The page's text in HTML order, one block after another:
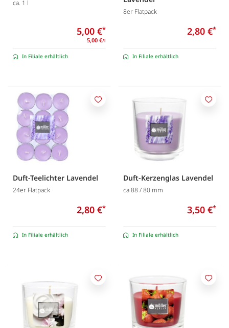
ca. 1 l
5,00 €*
5,00 €/l
In Filiale erhältlich
8er Flatpack
2,80 €*
In Filiale erhältlich
Duft-Teelichter Lavendel
24er Flatpack
2,80 €*
In Filiale erhältlich
Merken
Duft-Kerzenglas Lavendel
ca 88 / 80 mm
3,50 €*
In Filiale erhältlich
Merken